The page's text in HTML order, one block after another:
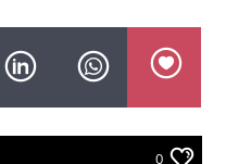
0